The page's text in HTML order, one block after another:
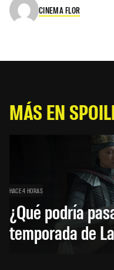
CINEMA FLOR
MÁS EN
HACE 4 HORAS
¿Qué podría
temporada de